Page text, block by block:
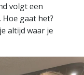
volgt een
gaat het?
altijd waar je